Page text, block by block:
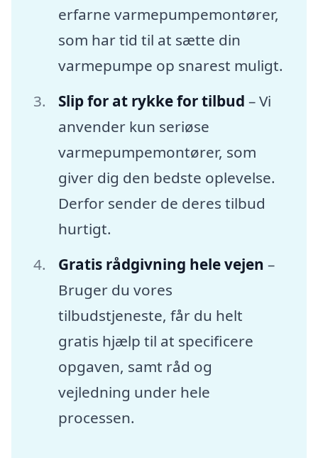
erfarne varmepumpemontører,
som har tid til at sætte din
varmepumpe op snarest muligt.
Slip for at rykke for tilbud – Vi
anvender kun seriøse
varmepumpemontører, som
giver dig den bedste oplevelse.
Derfor sender de deres tilbud
hurtigt.
Gratis rådgivning hele vejen –
Bruger du vores
tilbudstjeneste, får du helt
gratis hjælp til at specificere
opgaven, samt råd og
vejledning under hele
processen.